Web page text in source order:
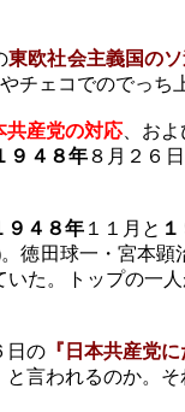
東欧社会主義国の
チェコでのでっち
共産党の対応 、およ
９４８年８月２６
９４８年 １１月と
。徳田球一・宮本顕
いた。トップの一人
日の 『日本共産党
言われるのか。